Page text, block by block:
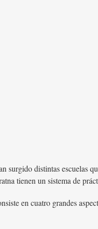
distintas escuelas
tienen un sistema de
en cuatro grandes